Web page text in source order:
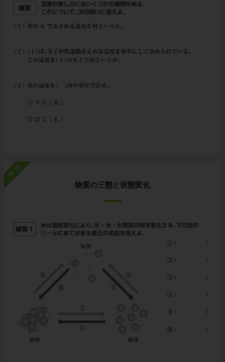
練習
物質の三態と状態変化